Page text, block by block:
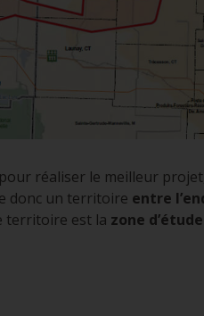
réaliser le meilleur
donc un territoire entre
territoire est la zone